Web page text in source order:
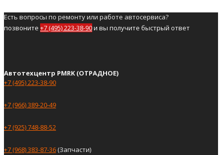
Есть вопросы по ремонту или работе автосервиса?
позвоните +7 (495) 223-38-90и вы получите быстрый ответ
Автотехцентр PMRK (ОТРАДНОЕ)
+7 (495) 223-38-90
+7 (966) 389-20-49
+7 (925) 748-88-52
+7 (968) 383-87-36(Запчасти)